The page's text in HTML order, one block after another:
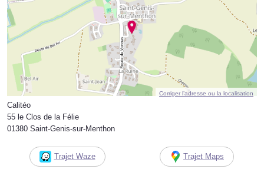
Corriger l’adresse ou la localisation
Calitéo
55 le Clos de la Félie
01380 Saint-Genis-sur-Menthon
Trajet Waze Trajet Maps